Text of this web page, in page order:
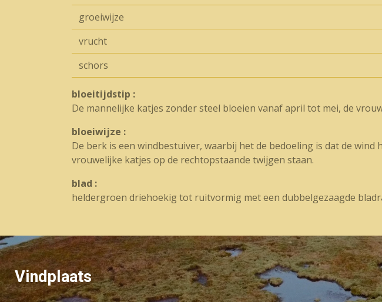
groeiwijze
vrucht
schors
bloeitijdstip :
De mannelijke katjes zonder steel bloeien vanaf april tot mei, de
bloeiwijze :
De berk is een windbestuiver, waarbij het de bedoeling is dat de
vrouwelijke katjes op de rechtopstaande twijgen staan.
blad :
heldergroen driehoekig tot ruitvormig met een dubbelgezaagde
Vindplaats